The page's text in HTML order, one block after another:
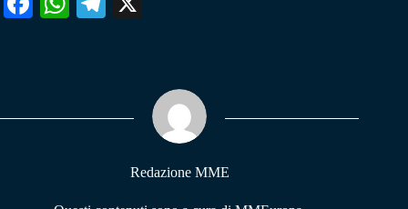
pp m
Redazione MME